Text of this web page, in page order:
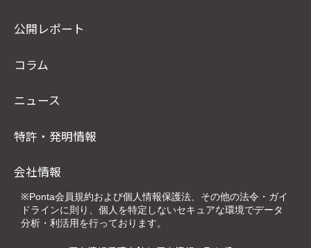
公開レポート
コラム
ニュース
特許・発明情報
会社情報
※Ponta会員規約および個人情報保護法、その他の法令・ガイ
ドラインに則り、個人を特定しないセキュアな環境でデータ
分析・利活用を行っております。